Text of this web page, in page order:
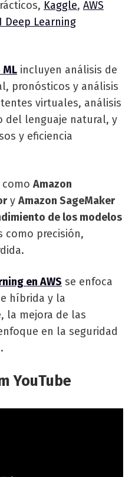
Kaggle, AWS
Deep Learning
ML incluyen análisis de
pronósticos y análisis
virtuales, análisis
del lenguaje natural, y
y eficiencia
como Amazon
y Amazon SageMaker
de los modelos
como precisión,
en AWS se enfoca
híbrida y la
la mejora de las
en la seguridad
YouTube